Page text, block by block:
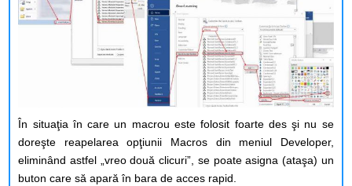
În situaţia în care un macrou este folosit foarte des şi nu se
doreşte reapelarea opţiunii Macros din meniul Developer,
eliminând astfel „vreo două clicuri”, se poate asigna (ataşa) un
buton care să apară în bara de acces rapid.